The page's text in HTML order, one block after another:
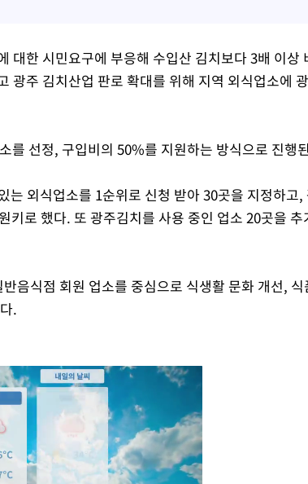
대한 시민요구에 부응해 수입산 김치보다 3배 이상
광주 김치산업 판로 확대를 위해 지역 외식업소에
를 선정, 구입비의 50%를 지원하는 방식으로 진행
는 외식업소를 1순위로 신청 받아 30곳을 지정하고,
키로 했다. 또 광주김치를 사용 중인 업소 20곳을 추
음식점 회원 업소를 중심으로 식생활 문화 개선,
.